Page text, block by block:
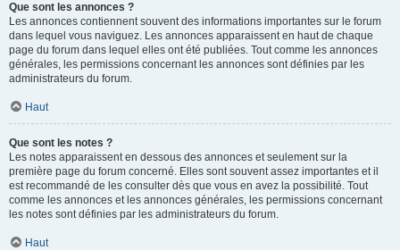
Que sont les annonces ?
Les annonces contiennent souvent des informations importantes sur le forum
dans lequel vous naviguez. Les annonces apparaissent en haut de chaque
page du forum dans lequel elles ont été publiées. Tout comme les annonces
générales, les permissions concernant les annonces sont définies par les
administrateurs du forum.
Haut
Que sont les notes ?
Les notes apparaissent en dessous des annonces et seulement sur la
première page du forum concerné. Elles sont souvent assez importantes et il
est recommandé de les consulter dès que vous en avez la possibilité. Tout
comme les annonces et les annonces générales, les permissions concernant
les notes sont définies par les administrateurs du forum.
Haut